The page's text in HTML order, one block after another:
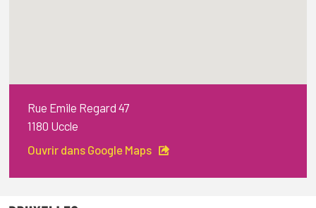
Rue Emile Regard 47
1180 Uccle
Ouvrir dans Google Maps